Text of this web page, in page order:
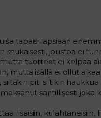
tapaisi lapsiaan
mukaisesti, joustoa ei
mutta tuotteet ei kelpaa
mutta isällä ei ollut
siitäkin piti siltikin
säntillisesti joka
risaisiin, kulahtaneisiin,